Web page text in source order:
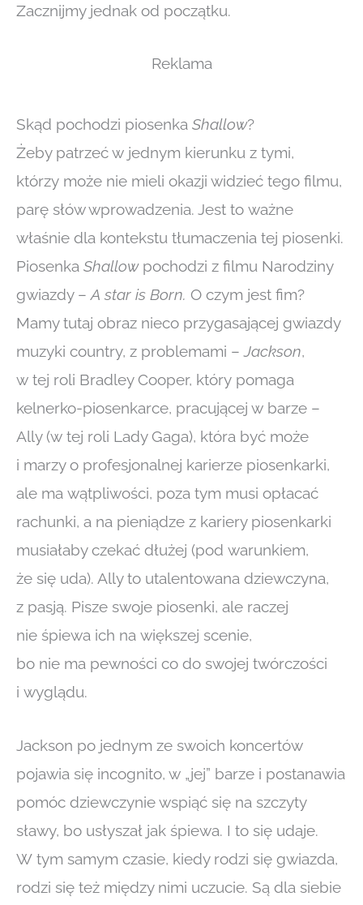
Zacznijmy jednak od początku.
Reklama
Skąd pochodzi piosenka Shallow?
Żeby patrzeć w jednym kierunku z tymi,
którzy może nie mieli okazji widzieć tego filmu,
parę słów wprowadzenia. Jest to ważne
właśnie dla kontekstu tłumaczenia tej piosenki.
Piosenka Shallowpochodzi z filmu Narodziny
gwiazdy – A star is Born. O czym jest fim?
Mamy tutaj obraz nieco przygasającej gwiazdy
muzyki country, z problemami –Jackson,
w tej roli Bradley Cooper, który pomaga
kelnerko-piosenkarce, pracującej w barze –
Ally (w tej roli Lady Gaga), która być może
i marzy o profesjonalnej karierze piosenkarki,
ale ma wątpliwości, poza tym musi opłacać
rachunki, a na pieniądze z kariery piosenkarki
musiałaby czekać dłużej (pod warunkiem,
że się uda). Ally to utalentowana dziewczyna,
z pasją. Pisze swoje piosenki, ale raczej
nie śpiewa ich na większej scenie,
bo nie ma pewności co do swojej twórczości
i wyglądu.
Jackson po jednym ze swoich koncertów
pojawia się incognito, w „jej” barze i postanawia
pomóc dziewczynie wspiąć się na szczyty
sławy, bo usłyszał jak śpiewa. I to się udaje.
W tym samym czasie, kiedy rodzi się gwiazda,
rodzi się też między nimi uczucie. Są dla siebie